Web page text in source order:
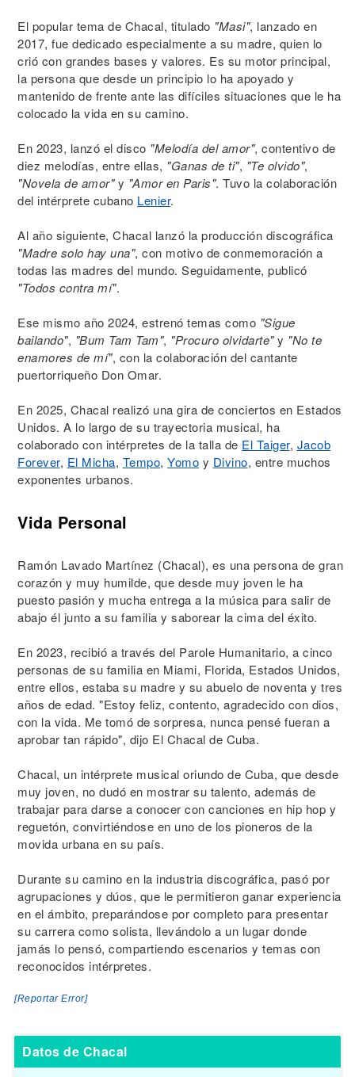
El popular tema de Chacal, titulado "Masi", lanzado en
2017, fue dedicado especialmente a su madre, quien lo
crió con grandes bases y valores. Es su motor principal,
la persona que desde un principio lo ha apoyado y
mantenido de frente ante las difíciles situaciones que le ha
colocado la vida en su camino.
En 2023, lanzó el disco "Melodía del amor", contentivo de
diez melodías, entre ellas, "Ganas de ti", "Te olvido",
"Novela de amor"y "Amor en Paris". Tuvo la colaboración
del intérprete cubano Lenier.
Al año siguiente, Chacal lanzó la producción discográfica
"Madre solo hay una", con motivo de conmemoración a
todas las madres del mundo. Seguidamente, publicó
"Todos contra mí".
Ese mismo año 2024, estrenó temas como "Sigue
bailando", "Bum Tam Tam", "Procuro olvidarte"y "No te
enamores de mí", con la colaboración del cantante
puertorriqueño Don Omar.
En 2025, Chacal realizó una gira de conciertos en Estados
Unidos. A lo largo de su trayectoria musical, ha
colaborado con intérpretes de la talla de El Taiger, Jacob
Forever, El Micha, Tempo, Yomo y Divino, entre muchos
exponentes urbanos.
Vida Personal
Ramón Lavado Martínez (Chacal), es una persona de gran
corazón y muy humilde, que desde muy joven le ha
puesto pasión y mucha entrega a la música para salir de
abajo él junto a su familia y saborear la cima del éxito.
En 2023, recibió a través del Parole Humanitario, a cinco
personas de su familia en Miami, Florida, Estados Unidos,
entre ellos, estaba su madre y su abuelo de noventa y tres
años de edad. "Estoy feliz, contento, agradecido con dios,
con la vida. Me tomó de sorpresa, nunca pensé fueran a
aprobar tan rápido", dijo El Chacal de Cuba.
Chacal, un intérprete musical oriundo de Cuba, que desde
muy joven, no dudó en mostrar su talento, además de
trabajar para darse a conocer con canciones en hip hop y
reguetón, convirtiéndose en uno de los pioneros de la
movida urbana en su país.
Durante su camino en la industria discográfica, pasó por
agrupaciones y dúos, que le permitieron ganar experiencia
en el ámbito, preparándose por completo para presentar
su carrera como solista, llevándolo a un lugar donde
jamás lo pensó, compartiendo escenarios y temas con
reconocidos intérpretes.
[Reportar Error]
Datos de Chacal